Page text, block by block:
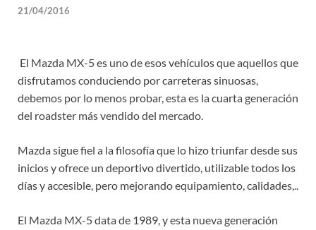
21/04/2016
El Mazda MX-5 es uno de esos vehículos que aquellos que
disfrutamos conduciendo por carreteras sinuosas,
debemos por lo menos probar, esta es la cuarta generación
del roadster más vendido del mercado.
Mazda sigue fiel a la filosofía que lo hizo triunfar desde sus
inicios y ofrece un deportivo divertido, utilizable todos los
días y accesible, pero mejorando equipamiento, calidades,..
El Mazda MX-5 data de 1989, y esta nueva generación